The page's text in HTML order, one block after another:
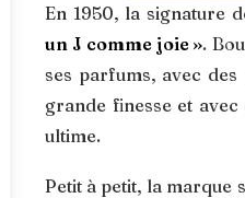
En 1950, la signature
un J comme joie ».
ses parfums, avec des
grande finesse et avec
ultime.
Petit à petit, la marque